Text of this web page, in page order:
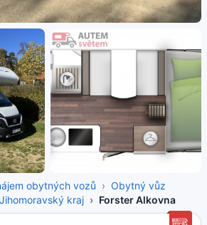
obytných vozů
Obytný vůz
Jihomoravský kraj Forster Alkovna